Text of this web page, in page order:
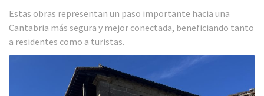
Estas obras representan un paso importante hacia una
Cantabria más segura y mejor conectada, beneficiando tanto
a residentes como a turistas.